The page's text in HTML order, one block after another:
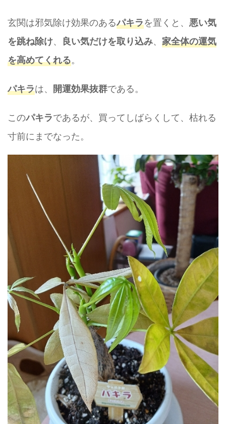
玄関は邪気除け効果のあるパキラを置くと、 悪い気
を跳ね除け、 良い気だけを取り込み、 家全体の運気
を高めてくれる。
パキラは、 開運効果抜群である。
このパキラであるが、買ってしばらくして、枯れる
寸前にまでなった。